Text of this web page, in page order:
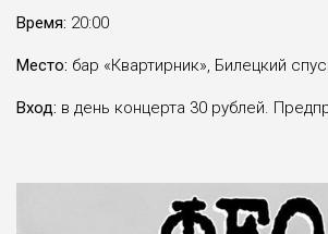
Время: 20:00
Место: бар «Квартирник», Билецкий
Вход: в день концерта 30 рублей.